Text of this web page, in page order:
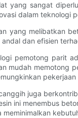
yang sangat
dalam teknologi
yang melibatkan
dan efisien
pemotong parit
mudah memotong
juga
ini menembus